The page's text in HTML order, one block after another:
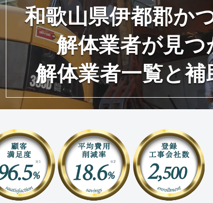
和歌山県伊都郡か
解体業者が見
解体業者一覧と